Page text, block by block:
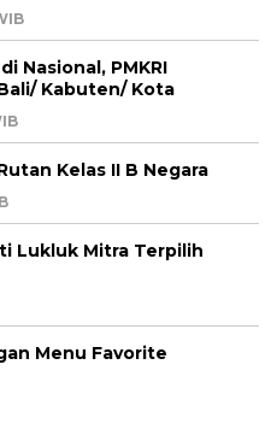
Nasional, PMKRI
Kabuten/ Kota
Kelas II B Negara
Lukluk Mitra Terpilih
Menu Favorite